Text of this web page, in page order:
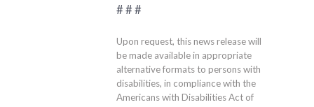
# # #
Upon request, this news release will
be made available in appropriate
alternative formats to persons with
disabilities, in compliance with the
Americans with Disabilities Act of